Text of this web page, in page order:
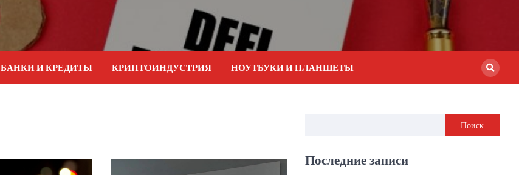
БАНКИ И КРЕДИТЫ КРИПТОИНДУСТРИЯ НОУТБУКИ И ПЛАНШЕТЫ
Поиск
Последние записи